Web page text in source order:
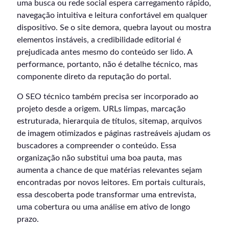
uma busca ou rede social espera carregamento rápido,
navegação intuitiva e leitura confortável em qualquer
dispositivo. Se o site demora, quebra layout ou mostra
elementos instáveis, a credibilidade editorial é
prejudicada antes mesmo do conteúdo ser lido. A
performance, portanto, não é detalhe técnico, mas
componente direto da reputação do portal.
O SEO técnico também precisa ser incorporado ao
projeto desde a origem. URLs limpas, marcação
estruturada, hierarquia de títulos, sitemap, arquivos
de imagem otimizados e páginas rastreáveis ajudam os
buscadores a compreender o conteúdo. Essa
organização não substitui uma boa pauta, mas
aumenta a chance de que matérias relevantes sejam
encontradas por novos leitores. Em portais culturais,
essa descoberta pode transformar uma entrevista,
uma cobertura ou uma análise em ativo de longo
prazo.